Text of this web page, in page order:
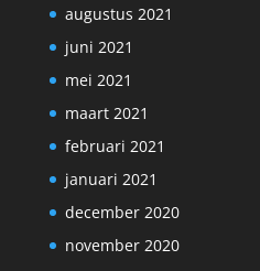
augustus 2021
juni 2021
mei 2021
maart 2021
februari 2021
januari 2021
december 2020
november 2020